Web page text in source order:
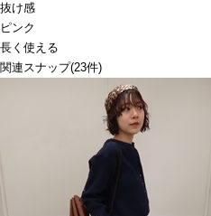
抜け感
ピンク
長く使える
関連スナップ(23件)